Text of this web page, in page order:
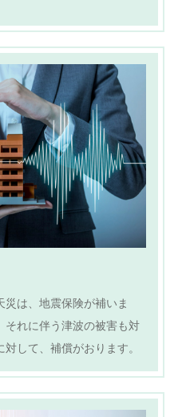
は、地震保険が補いま
それに伴う津波の被害も対
して、補償がおります。